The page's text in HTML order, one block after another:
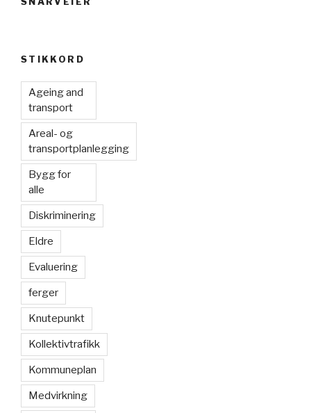
STIKKORD
Ageing and
transport
Areal- og
transportplanlegging
Bygg for
alle
Diskriminering
Eldre
Evaluering
ferger
Knutepunkt
Kollektivtrafikk
Kommuneplan
Medvirkning